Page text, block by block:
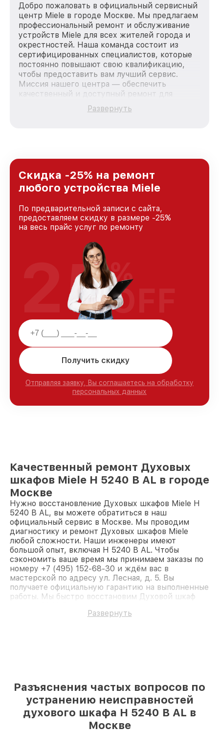
Добро пожаловать в официальный сервисный
центр Miele в городе Москве. Мы предлагаем
профессиональный ремонт и обслуживание
устройств Miele для всех жителей города и
окрестностей. Наша команда состоит из
сертифицированных специалистов, которые
постоянно повышают свою квалификацию,
чтобы предоставить вам лучший сервис.
Миссия нашего центра — обеспечить
качественный и доступный ремонт для
каждого пользователя продукции Miele, вне
зависимости от сложности поломки. Мы
и лояльности наших клиентов.
Развернуть
Скидка -25% на ремонт
любого устройства Miele
По предварительной записи с сайта,
предоставляем скидку в размере -25%
на весь прайс услуг по ремонту
Получить скидку
Отправляя заявку, Вы соглашаетесь на обработку
персональных данных
25%
OFF
Качественный ремонт Духовых
шкафов Miele H 5240 B AL в городе
Москве
Нужно восстановление Духовых шкафов Miele H
5240 B AL, вы можете обратиться в наш
официальный сервис в Москве. Мы проводим
диагностику и ремонт Духовых шкафов Miele
любой сложности. Наши инженеры имеют
большой опыт, включая H 5240 B AL. Чтобы
сэкономить ваше время мы принимаем заказы по
номеру +7 (495) 152-68-30 и ждём вас в
мастерской по адресу ул. Лесная, д. 5. Вы
получаете официальную гарантию на выполненные
работы. Мы быстро восстановим Духовой шкаф
Развернуть
Разъяснения частых вопросов по
устранению неисправностей
духового шкафа H 5240 B AL в
Москве